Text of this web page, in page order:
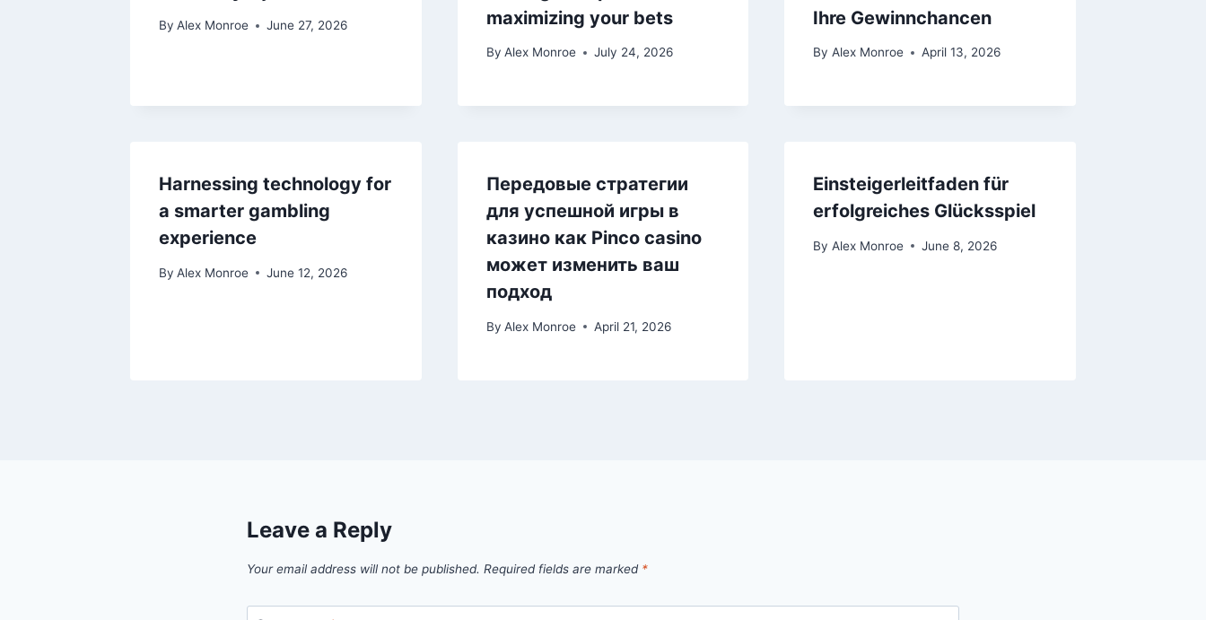
By Alex Monroe June 27, 2026
maximizing your bets
By Alex Monroe July 24, 2026
Ihre Gewinnchancen
By Alex Monroe April 13, 2026
Harnessing technology for
a smarter gambling
experience
By Alex Monroe June 12, 2026
Передовые стратегии
для успешной игры в
казино как Pinco casino
может изменить ваш
подход
By Alex Monroe April 21, 2026
Einsteigerleitfaden für
erfolgreiches Glücksspiel
By Alex Monroe June 8, 2026
Leave a Reply
Your email address will not be published. Required fields are marked *